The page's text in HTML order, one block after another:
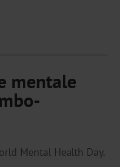
mentale
Mental Health Day.